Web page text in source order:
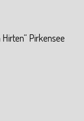
Pirkensee